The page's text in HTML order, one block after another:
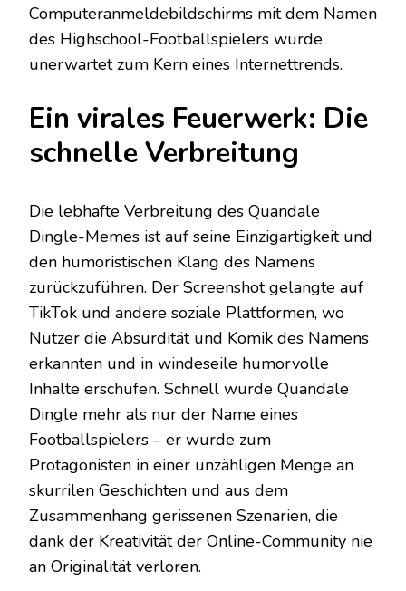
Computeranmeldebildschirms mit dem Namen
des Highschool-Footballspielers wurde
unerwartet zum Kern eines Internettrends.
Ein virales Feuerwerk: Die
schnelle Verbreitung
Die lebhafte Verbreitung des Quandale
Dingle-Memes ist auf seine Einzigartigkeit und
den humoristischen Klang des Namens
zurückzuführen. Der Screenshot gelangte auf
TikTok und andere soziale Plattformen, wo
Nutzer die Absurdität und Komik des Namens
erkannten und in windeseile humorvolle
Inhalte erschufen. Schnell wurde Quandale
Dingle mehr als nur der Name eines
Footballspielers – er wurde zum
Protagonisten in einer unzähligen Menge an
skurrilen Geschichten und aus dem
Zusammenhang gerissenen Szenarien, die
dank der Kreativität der Online-Community nie
an Originalität verloren.